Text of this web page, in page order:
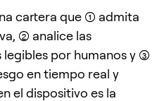
cartera que (1) admita
(2) analice las
por humanos y (3)
en tiempo real y
el dispositivo es la